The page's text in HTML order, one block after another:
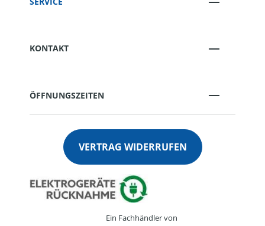
KONTAKT
ÖFFNUNGSZEITEN
VERTRAG WIDERRUFEN
Ein Fachhändler von